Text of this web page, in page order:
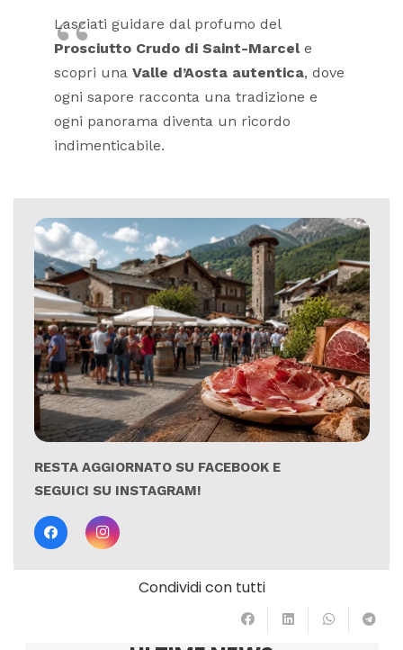
Lasciati guidare dal profumo del
Prosciutto Crudo di Saint-Marcele
scopri una Valle d’Aosta autentica, dove
ogni sapore racconta una tradizione e
ogni panorama diventa un ricordo
indimenticabile.
RESTA AGGIORNATO SU FACEBOOK E
SEGUICI SU INSTAGRAM!
Condividi con tutti